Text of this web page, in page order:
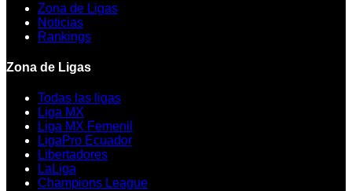
Zona de Ligas
Noticias
Rankings
Zona de Ligas
Todas las ligas
Liga MX
Liga MX Femenil
LigaPro Ecuador
Libertadores
LaLiga
Champions League